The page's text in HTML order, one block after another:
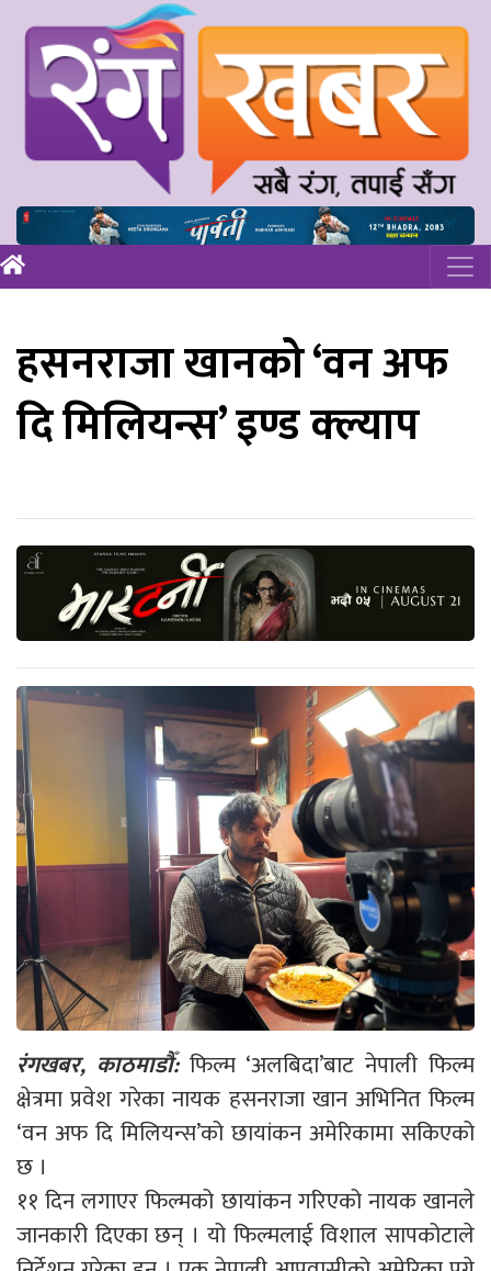
हसनराजा खानको ‘वन अफ
दि मिलियन्स’ इण्ड क्ल्याप
रंगखबर, काठमाडौँ:फिल्म ‘अलबिदा’बाट नेपाली फिल्म
क्षेत्रमा प्रवेश गरेका नायक हसनराजा खान अभिनित फिल्म
‘वन अफ दि मिलियन्स’को छायांकन अमेरिकामा सकिएको
छ ।
११ दिन लगाएर फिल्मको छायांकन गरिएको नायक खानले
जानकारी दिएका छन् । यो फिल्मलाई विशाल सापकोटाले